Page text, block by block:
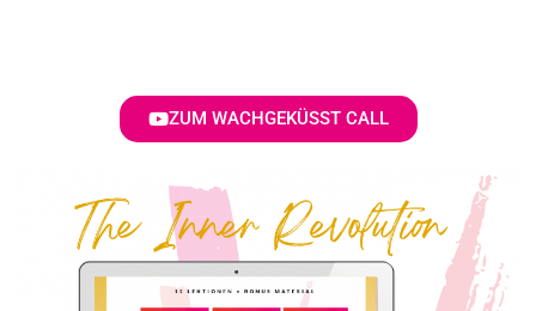
ZUM WACHGEKÜSST CALL